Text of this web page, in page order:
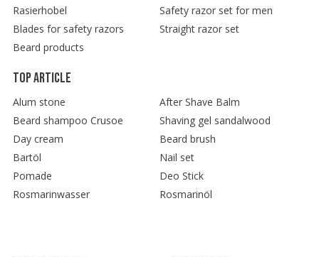
Rasierhobel
Safety razor set for men
Blades for safety razors
Straight razor set
Beard products
Top article
Alum stone
After Shave Balm
Beard shampoo Crusoe
Shaving gel sandalwood
Day cream
Beard brush
Bartöl
Nail set
Pomade
Deo Stick
Rosmarinwasser
Rosmarinöl